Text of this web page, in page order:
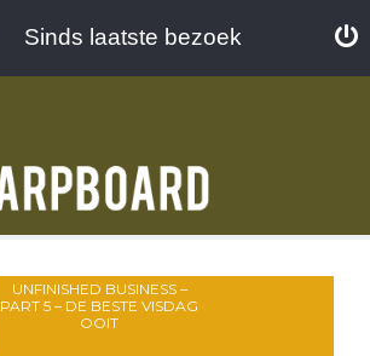
Sinds laatste bezoek
UNFINISHED BUSINESS –
PART 5 – DE BESTE VISDAG
OOIT